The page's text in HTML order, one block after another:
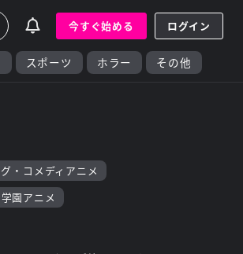
今すぐ始める ログイン
スポーツ ホラー その他
・コメディアニメ
学園アニメ